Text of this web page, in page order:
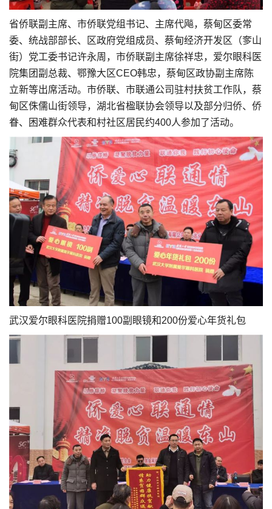
省侨联副主席、市侨联党组书记、主席代飚，蔡甸区委常
委、统战部部长、区政府党组成员、蔡甸经济开发区（奓山
街）党工委书记许永周，市侨联副主席徐祥忠，爱尔眼科医
院集团副总裁、鄂豫大区CEO韩忠，蔡甸区政协副主席陈
立新等出席活动。市侨联、市联通公司驻村扶贫工作队，蔡
甸区侏儒山街领导，湖北省楹联协会领导以及部分归侨、侨
眷、困难群众代表和村社区居民约400人参加了活动。
武汉爱尔眼科医院捐赠100副眼镜和200份爱心年货礼包